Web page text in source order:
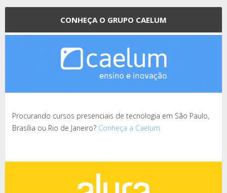
CONHEÇA O GRUPO CAELUM
Procurando cursos presenciais de tecnologia em São Paulo,
Brasília ou Rio de Janeiro? Conheça a Caelum